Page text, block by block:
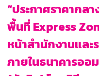
“ประกาศราคากล
พื้นที่ Express
หน้าสำนักงานแล
ภายในธนาคารอ